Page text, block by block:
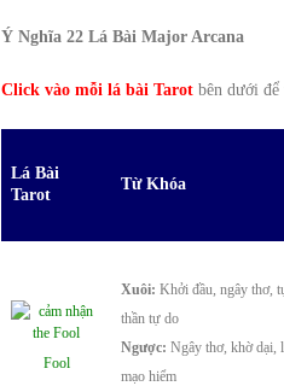
Ý Nghĩa 22 Lá Bài Major Arcana
Click vào mỗi lá bài Tarot bên dưới
Lá Bài
Tarot
Từ Khóa
Fool
Xuôi: Khởi đầu, ngây thơ,
thần tự do
Ngược: Ngây thơ, khờ dại,
mạo hiểm